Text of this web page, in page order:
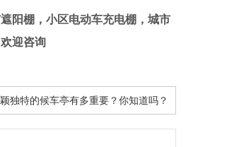
阳棚，小区电动车充电棚，城市
迎咨询
独特的候车亭有多重要？你知道吗？